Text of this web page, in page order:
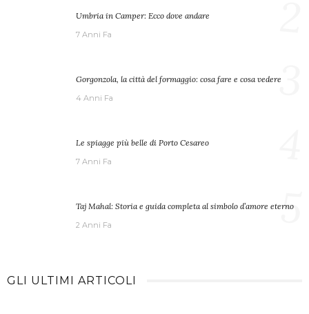
Umbria in Camper: Ecco dove andare
7 Anni Fa
Gorgonzola, la città del formaggio: cosa fare e cosa vedere
4 Anni Fa 3
Le spiagge più belle di Porto Cesareo
7 Anni Fa
Taj Mahal: Storia e guida completa al simbolo d’amore eterno
2 Anni Fa 5
GLI ULTIMI ARTICOLI